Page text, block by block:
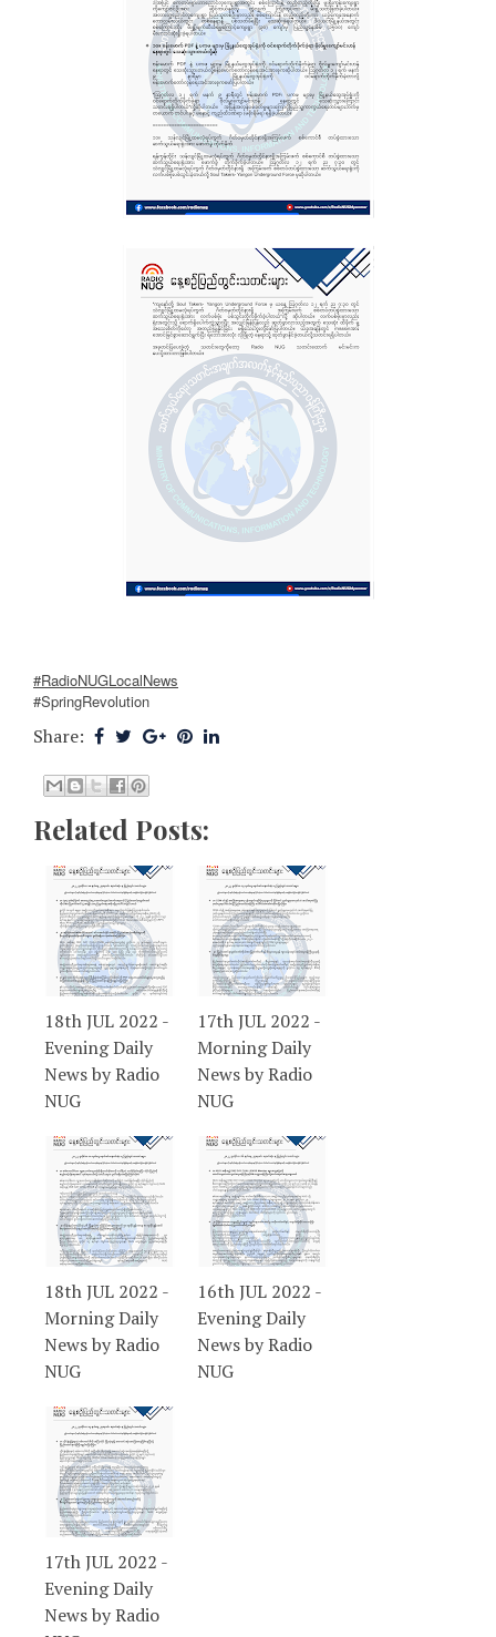
#RadioNUGLocalNews
#SpringRevolution
Share:
Related Posts:
18th JUL 2022 -
Evening Daily
News by Radio
NUG
17th JUL 2022 -
Morning Daily
News by Radio
NUG
18th JUL 2022 -
Morning Daily
News by Radio
NUG
16th JUL 2022 -
Evening Daily
News by Radio
NUG
17th JUL 2022 -
Evening Daily
News by Radio